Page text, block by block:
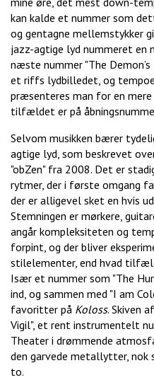
kan kalde et nummer som
og gentagne mellemstykker
jazz-agtige lyd nummeret
næste nummer "The
et riffs lydbilledet, og
præsenteres man for en
tilfældet er på
Selvom musikken bærer
agtige lyd, som beskrevet
"obZen" fra 2008. Det er
rytmer, der i første omgang
der er alligevel sket en hvis
Stemningen er mørkere,
angår kompleksiteten og
forpint, og der bliver
stilelementer, end hvad
Især et nummer som "The
ind, og sammen med "I am
favoritter på Koloss. Skiven
Vigil", et rent instrumentelt
Theater i drømmende
den garvede metallytter, nok
to.